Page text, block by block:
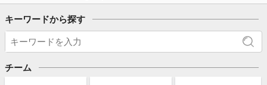
キーワードから探す
チーム